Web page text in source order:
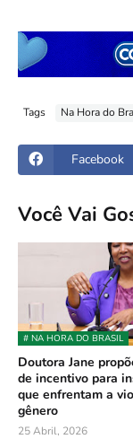
Tags Na Hora do
Facebook
Você Vai
# NA HORA DO BRASIL
Doutora Jane
de incentivo para
que enfrentam a
gênero
25 Abril, 2026